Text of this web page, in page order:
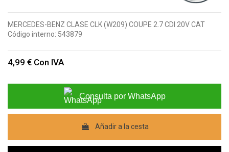
MERCEDES-BENZ CLASE CLK (W209) COUPE 2.7 CDI 20V CAT
Código interno: 543879
4,99 € Con IVA
Consulta por WhatsApp
Añadir a la cesta